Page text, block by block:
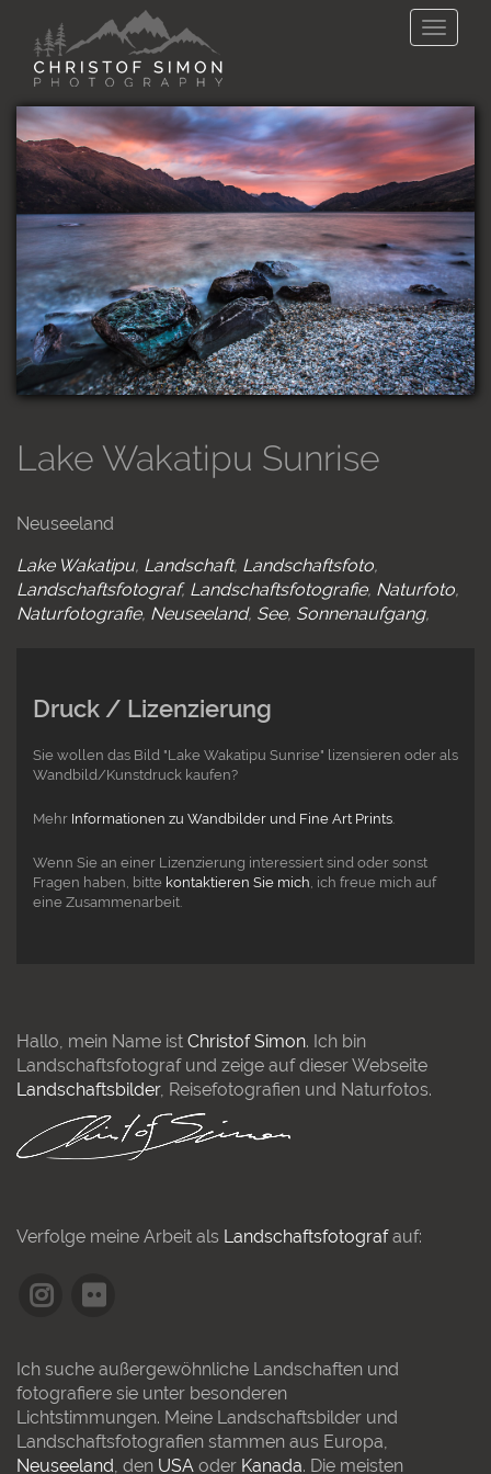
Toggle
Lake Wakatipu Sunrise
Neuseeland
Lake Wakatipu Landschaft Landschaftsfoto
Landschaftsfotograf Landschaftsfotografie Naturfoto
Naturfotografie Neuseeland See Sonnenaufgang
Druck / Lizenzierung
Sie wollen das Bild "Lake Wakatipu Sunrise" lizensieren oder als
Wandbild/Kunstdruck kaufen?
Mehr Informationen zu Wandbilder und Fine Art Prints.
Wenn Sie an einer Lizenzierung interessiert sind oder sonst
Fragen haben, bitte kontaktieren Sie mich , ich freue mich auf
eine Zusammenarbeit.
Hallo, mein Name ist Christof Simon. Ich bin
Landschaftsfotograf und zeige auf dieser Webseite
Landschaftsbilder, Reisefotografien und Naturfotos.
Verfolge meine Arbeit als Landschaftsfotografauf:
Ich suche außergewöhnliche Landschaften und
fotografiere sie unter besonderen
Lichtstimmungen. Meine Landschaftsbilder und
Landschaftsfotografien stammen aus Europa,
Neuseeland, den USA oder Kanada. Die meisten